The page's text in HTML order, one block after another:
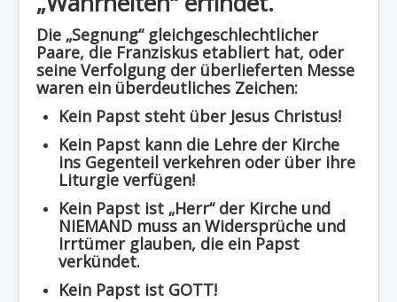
Die „Segnung“ gleichgeschlechtlicher
Paare, die Franziskus etabliert hat, oder
seine Verfolgung der überlieferten Messe
waren ein überdeutliches Zeichen:
Kein Papst steht über Jesus Christus!
Kein Papst kann die Lehre der Kirche
ins Gegenteil verkehren oder über ihre
Liturgie verfügen!
Kein Papst ist „Herr“ der Kirche und
NIEMAND muss an Widersprüche und
Irrtümer glauben, die ein Papst
verkündet.
Kein Papst ist GOTT!